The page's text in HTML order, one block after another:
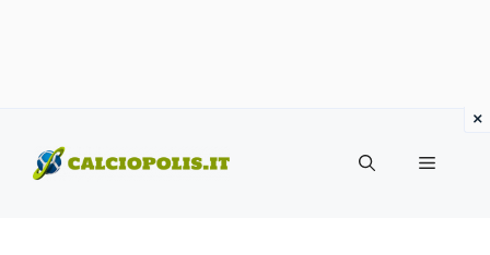
contenuto
Menu